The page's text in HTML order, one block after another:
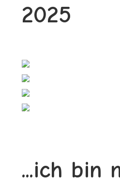
2025
...ich bin